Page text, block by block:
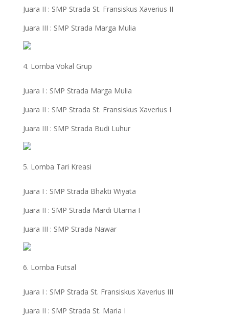
Juara II : SMP Strada St. Fransiskus Xaverius II
Juara III : SMP Strada Marga Mulia
Lomba Vokal Grup
Juara I : SMP Strada Marga Mulia
Juara II : SMP Strada St. Fransiskus Xaverius I
Juara III : SMP Strada Budi Luhur
Lomba Tari Kreasi
Juara I : SMP Strada Bhakti Wiyata
Juara II : SMP Strada Mardi Utama I
Juara III : SMP Strada Nawar
Lomba Futsal
Juara I : SMP Strada St. Fransiskus Xaverius III
Juara II : SMP Strada St. Maria I